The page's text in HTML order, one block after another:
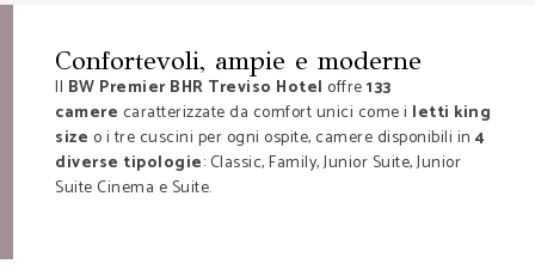
Confortevoli, ampie e moderne
Il BW Premier BHR Treviso Hotel offre133
camere caratterizzate da comfort unici come i letti king
size o i tre cuscini per ogni ospite, camere disponibili in 4
diverse tipologie: Classic, Family, Junior Suite, Junior
Suite Cinema e Suite.